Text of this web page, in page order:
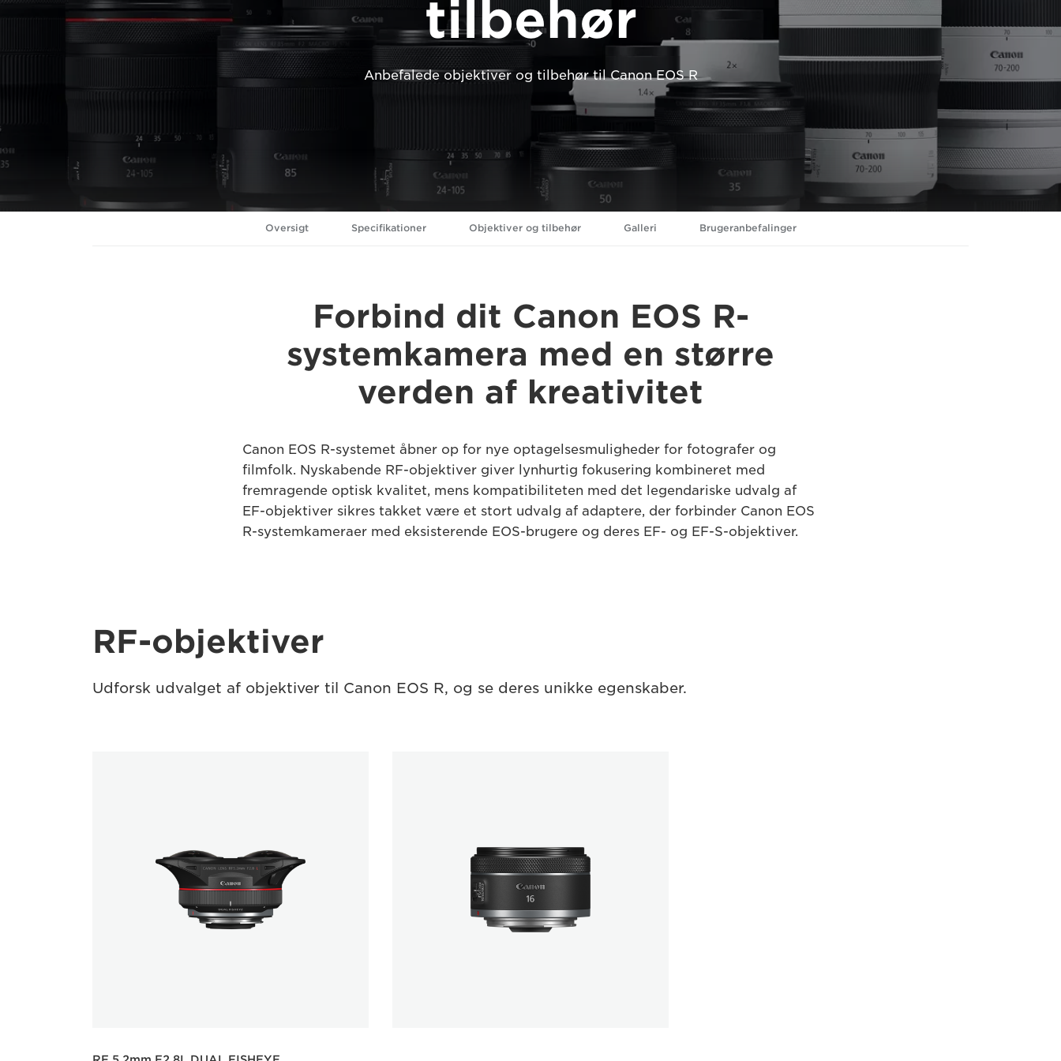
tilbehør
Anbefalede objektiver og tilbehør til Canon EOS R
Oversigt Specifikationer Objektiver og tilbehør Galleri Brugeranbefalinger
Forbind dit Canon EOS R-
systemkamera med en større
verden af kreativitet
Canon EOS R-systemet åbner op for nye optagelsesmuligheder for fotografer og
filmfolk. Nyskabende RF-objektiver giver lynhurtig fokusering kombineret med
fremragende optisk kvalitet, mens kompatibiliteten med det legendariske udvalg af
EF-objektiver sikres takket være et stort udvalg af adaptere, der forbinder Canon EOS
R-systemkameraer med eksisterende EOS-brugere og deres EF- og EF-S-objektiver.
RF-objektiver
Udforsk udvalget af objektiver til Canon EOS R, og se deres unikke egenskaber.